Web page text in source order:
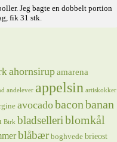
Jeg bagte en dobbelt portion
fik 31 stk.
ahornsirup amarena
andelever appelsin artiskokker
avocadobaconbanan
Birk bladselleriblomkål
blåbær boghvede brieost